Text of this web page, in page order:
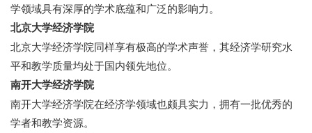
学领域具有深厚的学术底蕴和广泛的影响力。
北京大学经济学院
北京大学经济学院同样享有极高的学术声誉，其经济学研究水
平和教学质量均处于国内领先地位。
南开大学经济学院
南开大学经济学院在经济学领域也颇具实力，拥有一批优秀的
学者和教学资源。